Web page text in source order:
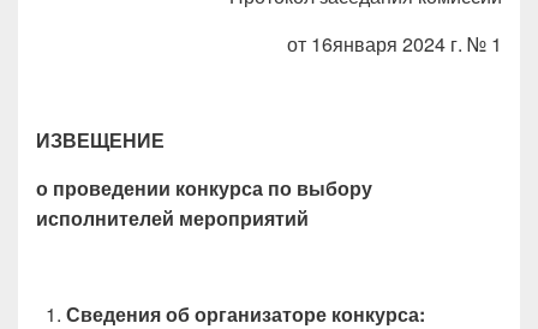
от 16января 2024 г. № 1
ИЗВЕЩЕНИЕ
о проведении конкурса по выбору
исполнителей мероприятий
Сведения об организаторе конкурса: